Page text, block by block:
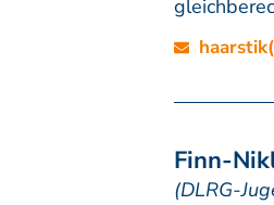
Finn-
(DLRG-